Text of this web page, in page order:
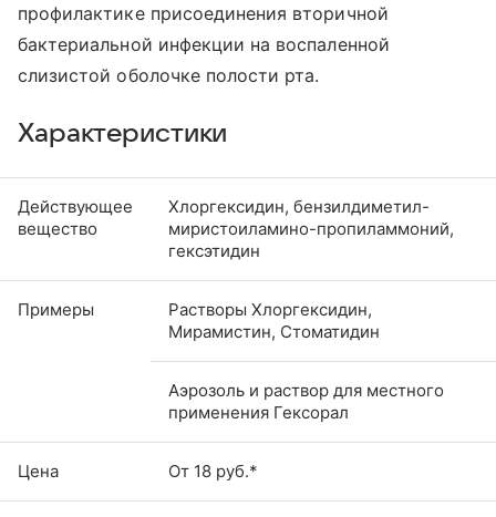
профилактике присоединения вторичной
бактериальной инфекции на воспаленной
слизистой оболочке полости рта.
Характеристики
Действующее
вещество
Хлоргексидин, бензилдиметил-
миристоиламино-пропиламмоний,
гексэтидин
Примеры
Растворы Хлоргексидин,
Мирамистин, Стоматидин
Аэрозоль и раствор для местного
применения Гексорал
Цена От 18 руб.*